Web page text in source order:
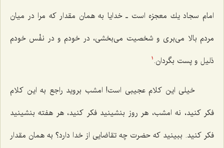
امام سجاد یك معجزه است ـ خدایا به همان مقدار كه مرا در میان
مردم بالا می‌بری و شخصیت می‌بخشی، در خودم و در نفْس خودم
ذلیل و پست بگردان. 1
خیلی این كلام عجیبی است! امشب بروید راجع به این كلام
فكر كنید، نه امشب، هر روز بنشینید فكر كنید، هر هفته بنشینید
فكر كنید. ببینید كه حضرت چه تقاضایی از خدا دارد؟ به همان مقدار